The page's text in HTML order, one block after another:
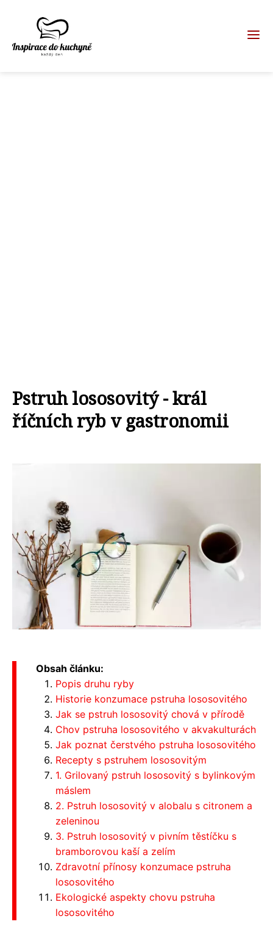
Pstruh lososovitý - král
říčních ryb v gastronomii
Obsah článku:
Popis druhu ryby
Historie konzumace pstruha lososovitého
Jak se pstruh lososovitý chová v přírodě
Chov pstruha lososovitého v akvakulturách
Jak poznat čerstvého pstruha lososovitého
Recepty s pstruhem lososovitým
1. Grilovaný pstruh lososovitý s bylinkovým
máslem
2. Pstruh lososovitý v alobalu s citronem a
zeleninou
3. Pstruh lososovitý v pivním těstíčku s
bramborovou kaší a zelím
Zdravotní přínosy konzumace pstruha
lososovitého
Ekologické aspekty chovu pstruha
lososovitého